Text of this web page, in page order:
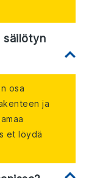
säilötyn
osa
ja
et löydä